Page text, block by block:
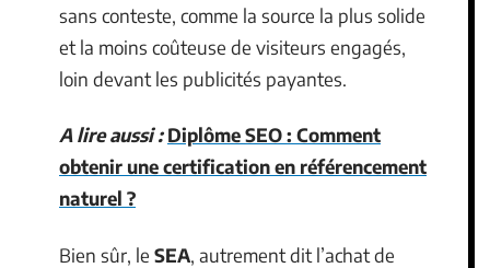
sans conteste, comme la source la plus solide
et la moins coûteuse de visiteurs engagés,
loin devant les publicités payantes.
A lire aussi : Diplôme SEO : Comment
obtenir une certification en référencement
naturel ?
Bien sûr, le SEA, autrement dit l’achat de